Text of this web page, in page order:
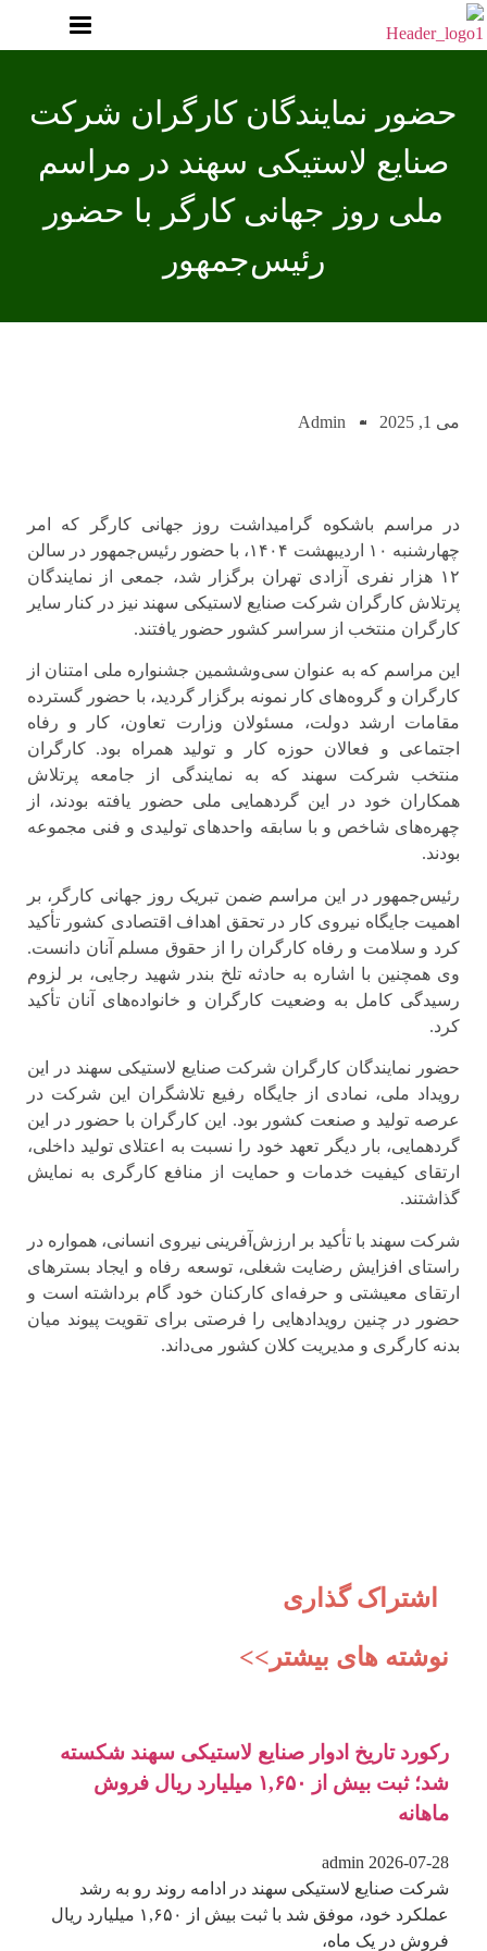
حضور نمایندگان کارگران شرکت
صنایع لاستیکی سهند در مراسم
ملی روز جهانی کارگر با حضور
رئیس‌جمهور
می 1, 2025 Admin
در مراسم باشکوه گرامیداشت روز جهانی کارگر که امر
چهارشنبه ۱۰ اردیبهشت ۱۴۰۴، با حضور رئیس‌جمهور در سالن
۱۲ هزار نفری آزادی تهران برگزار شد، جمعی از نمایندگان
پرتلاش کارگران شرکت صنایع لاستیکی سهند نیز در کنار سایر
کارگران منتخب از سراسر کشور حضور یافتند.
این مراسم که به عنوان سی‌وششمین جشنواره ملی امتنان از
کارگران و گروه‌های کار نمونه برگزار گردید، با حضور گسترده
مقامات ارشد دولت، مسئولان وزارت تعاون، کار و رفاه
اجتماعی و فعالان حوزه کار و تولید همراه بود. کارگران
منتخب شرکت سهند که به نمایندگی از جامعه پرتلاش
همکاران خود در این گردهمایی ملی حضور یافته بودند، از
چهره‌های شاخص و با سابقه واحدهای تولیدی و فنی مجموعه
بودند.
رئیس‌جمهور در این مراسم ضمن تبریک روز جهانی کارگر، بر
اهمیت جایگاه نیروی کار در تحقق اهداف اقتصادی کشور تأکید
کرد و سلامت و رفاه کارگران را از حقوق مسلم آنان دانست.
وی همچنین با اشاره به حادثه تلخ بندر شهید رجایی، بر لزوم
رسیدگی کامل به وضعیت کارگران و خانواده‌های آنان تأکید
کرد.
حضور نمایندگان کارگران شرکت صنایع لاستیکی سهند در این
رویداد ملی، نمادی از جایگاه رفیع تلاشگران این شرکت در
عرصه تولید و صنعت کشور بود. این کارگران با حضور در این
گردهمایی، بار دیگر تعهد خود را نسبت به اعتلای تولید داخلی،
ارتقای کیفیت خدمات و حمایت از منافع کارگری به نمایش
گذاشتند.
شرکت سهند با تأکید بر ارزش‌آفرینی نیروی انسانی، همواره در
راستای افزایش رضایت شغلی، توسعه رفاه و ایجاد بسترهای
ارتقای معیشتی و حرفه‌ای کارکنان خود گام برداشته است و
حضور در چنین رویدادهایی را فرصتی برای تقویت پیوند میان
بدنه کارگری و مدیریت کلان کشور می‌داند.
اشتراک گذاری
نوشته های بیشتر>>
رکورد تاریخ ادوار صنایع لاستیکی سهند شکسته
شد؛ ثبت بیش از ۱,۶۵۰ میلیارد ریال فروش
ماهانه
admin 2026-07-28
شرکت صنایع لاستیکی سهند در ادامه روند رو به رشد
عملکرد خود، موفق شد با ثبت بیش از ۱,۶۵۰ میلیارد ریال
فروش در یک ماه،